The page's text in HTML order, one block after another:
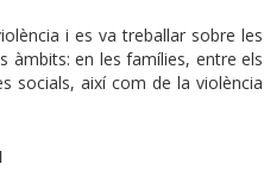
i es va treballar sobre les
àmbits: en les famílies, entre els
socials, així com de la violència